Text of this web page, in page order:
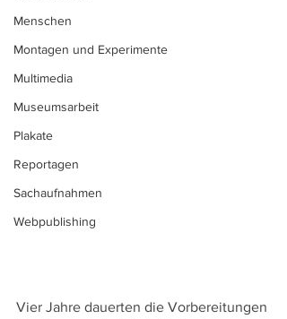
Menschen
Montagen und Experimente
Multimedia
Museumsarbeit
Plakate
Reportagen
Sachaufnahmen
Webpublishing
Vier Jahre dauerten die Vorbereitungen